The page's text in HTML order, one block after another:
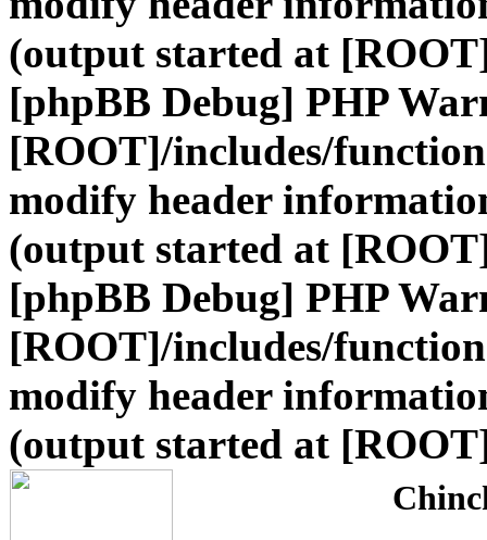
(output started at
[phpBB Debug] PHP
[ROOT]/includes/
modify header
(output started at
[phpBB Debug] PHP
[ROOT]/includes/
modify header
(output started at